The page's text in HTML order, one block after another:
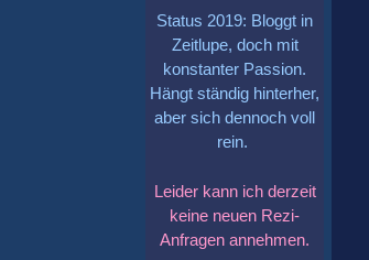
Status 2019: Bloggt in
Zeitlupe, doch mit
konstanter Passion.
Hängt ständig hinterher,
aber sich dennoch voll
rein.
Leider kann ich derzeit
keine neuen Rezi-
Anfragen annehmen.